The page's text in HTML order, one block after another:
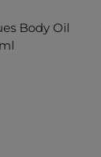
Body Oil